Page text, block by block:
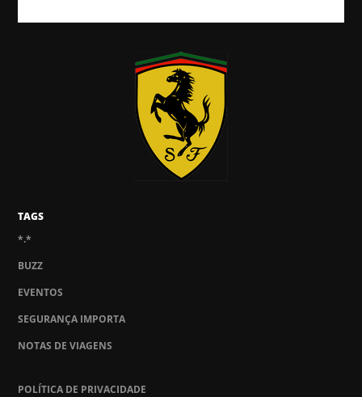
TAGS
*.*
BUZZ
EVENTOS
SEGURANÇA IMPORTA
NOTAS DE VIAGENS
POLÍTICA DE PRIVACIDADE